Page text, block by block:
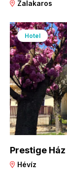
Zalakaros
Hotel
Prestige Ház
Hévíz